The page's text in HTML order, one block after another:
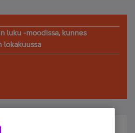
luku -moodissa, kunnes
lokakuussa